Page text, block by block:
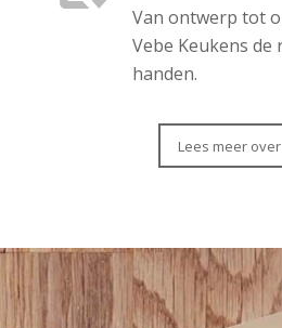
Van ontwerp tot
Vebe Keukens de
handen.
Lees meer